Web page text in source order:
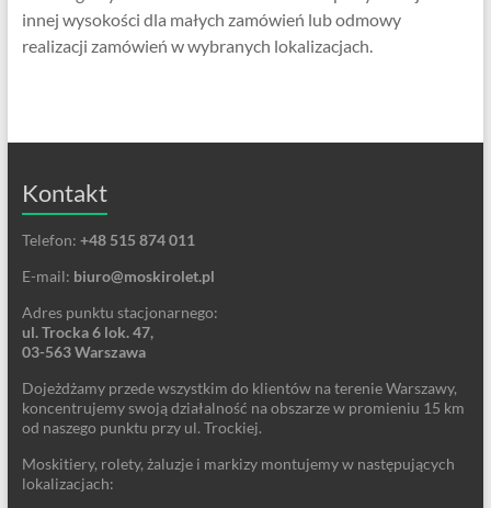
innej wysokości dla małych zamówień lub odmowy
realizacji zamówień w wybranych lokalizacjach.
Kontakt
Telefon: +48 515 874 011
E-mail: biuro@moskirolet.pl
Adres punktu stacjonarnego:
ul. Trocka 6 lok. 47,
03-563 Warszawa
Dojeżdżamy przede wszystkim do klientów na terenie Warszawy,
koncentrujemy swoją działalność na obszarze w promieniu 15 km
od naszego punktu przy ul. Trockiej.
Moskitiery, rolety, żaluzje i markizy montujemy w następujących
lokalizacjach: